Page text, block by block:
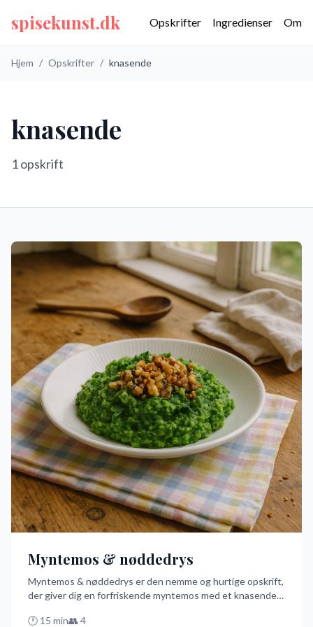
spisekunst.dk Opskrifter Ingredienser Om
Hjem / Opskrifter / knasende
knasende
1opskrift
Myntemos & nøddedrys
Myntemos & nøddedrys er den nemme og hurtige opskrift,
der giver dig en forfriskende myntemos med et knasende
minimal indsats! Prøv denne bedste danske dessert med
🕐 15 min👥 4